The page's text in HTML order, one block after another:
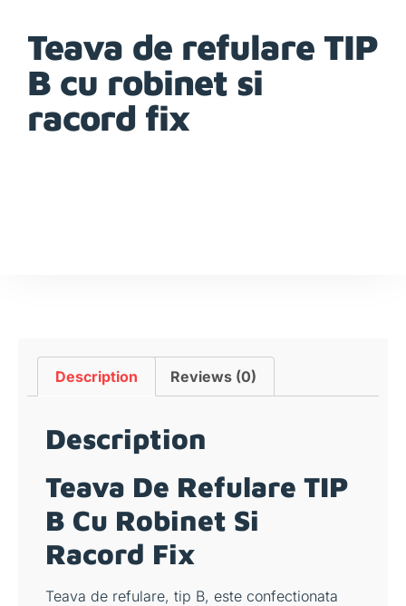
Teava de refulare TIP
B cu robinet si
racord fix
Description Reviews (0)
Description
Teava De Refulare TIP
B Cu Robinet Si
Racord Fix
Teava de refulare, tip B, este confectionata